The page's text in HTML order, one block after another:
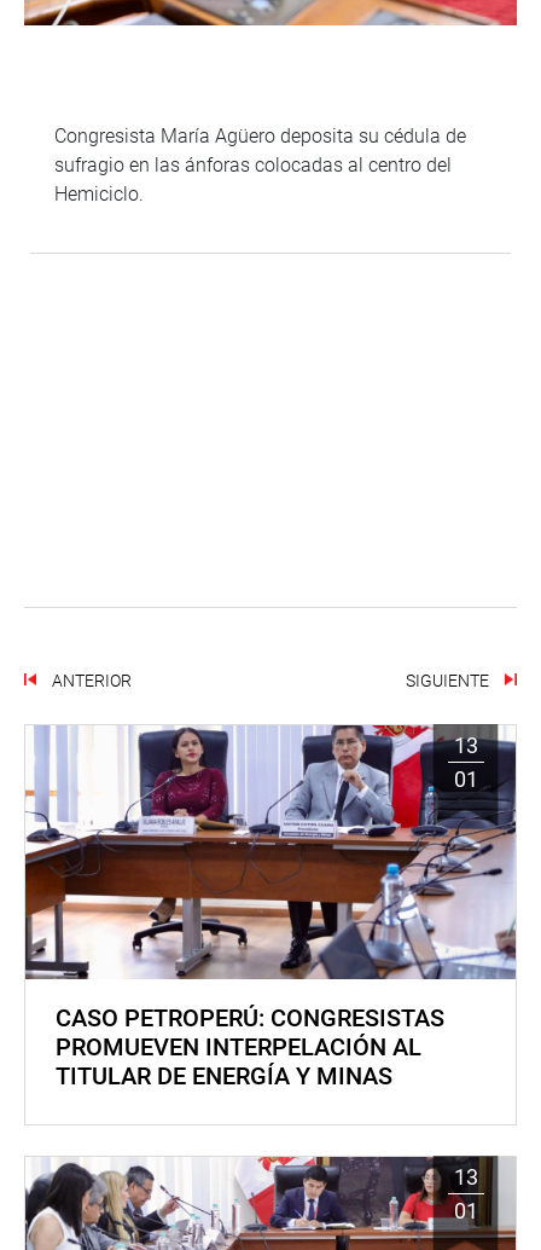
Congresista María Agüero deposita su cédula de
sufragio en las ánforas colocadas al centro del
Hemiciclo.
ANTERIOR SIGUIENTE
13
01
CASO PETROPERÚ: CONGRESISTAS
PROMUEVEN INTERPELACIÓN AL
TITULAR DE ENERGÍA Y MINAS
13
01